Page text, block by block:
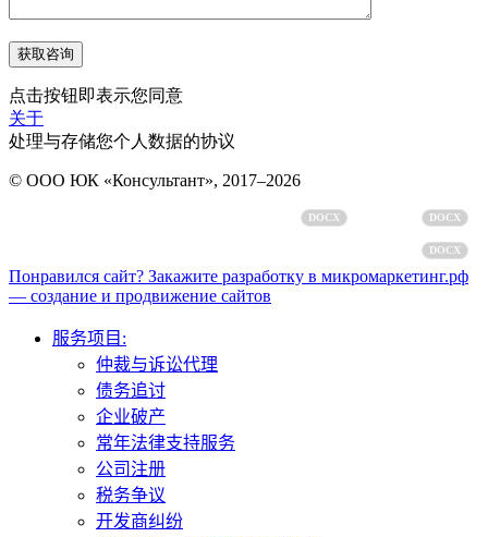
点击按钮即表示您同意
关于
处理与存储您个人数据的协议
© ООО ЮК «Консультант», 2017–2026
DOCX DOCX
DOCX
Понравился сайт? Закажите разработку в микромаркетинг.рф
— создание и продвижение сайтов
服务项目:
仲裁与诉讼代理
债务追讨
企业破产
常年法律支持服务
公司注册
税务争议
开发商纠纷